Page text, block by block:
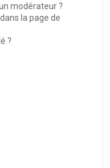
modérateur ?
la page de
?